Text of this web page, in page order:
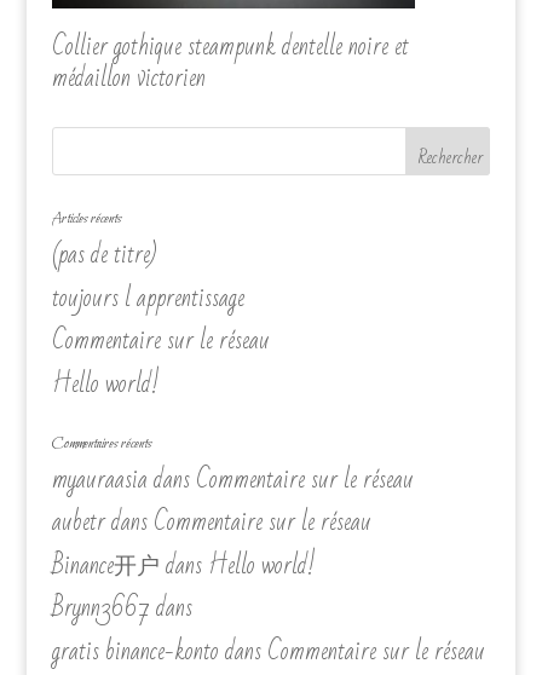
Collier gothique steampunk dentelle noire et
médaillon victorien
Articles récents
(pas de titre)
toujours l apprentissage
Commentaire sur le réseau
Hello world!
Commentaires récents
myauraasiadansCommentaire sur le réseau
aubetrdansCommentaire sur le réseau
Binance开户dansHello world!
Brynn3667dans
gratis binance-kontodansCommentaire sur le réseau